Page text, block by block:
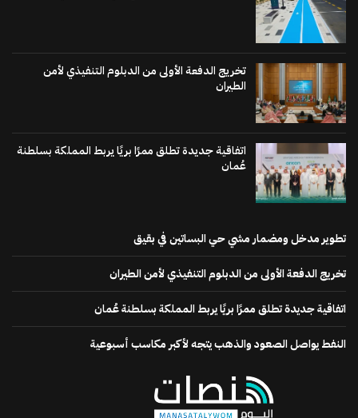
تخريج الدفعة الأولى من الدبلوم التنفيذي لأمن
الطيران
اتفاقية جديدة تطلق ممرًا بريًا يربط المملكة بسلطنة
عُمان
تطوير مدخل ومضمار مشي حي البساتين في بقيق
تخريج الدفعة الأولى من الدبلوم التنفيذي لأمن الطيران
اتفاقية جديدة تطلق ممرًا بريًا يربط المملكة بسلطنة عُمان
النفط يواصل الصعود والذهب يتجه لأكبر مكاسب أسبوعية